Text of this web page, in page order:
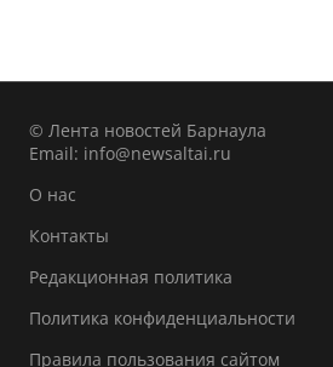
© Лента новостей Барнаула
Email: info@newsaltai.ru
О нас
Контакты
Редакционная политика
Политика конфиденциальности
Правила пользования сайтом